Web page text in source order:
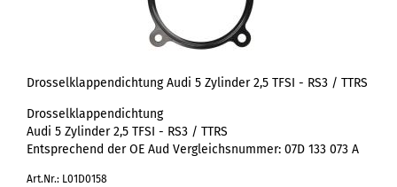
Drosselklappendichtung Audi 5 Zylinder 2,5 TFSI - RS3 / TTRS
Drosselklappendichtung
Audi 5 Zylinder 2,5 TFSI - RS3 / TTRS
Entsprechend der OE Aud Vergleichsnummer: 07D 133 073 A
Art.Nr.: L01D0158